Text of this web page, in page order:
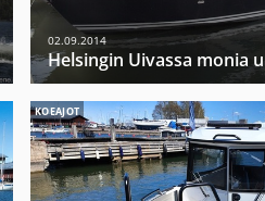
02.09.2014
Helsingin Uivassa monia
KOEAJOT